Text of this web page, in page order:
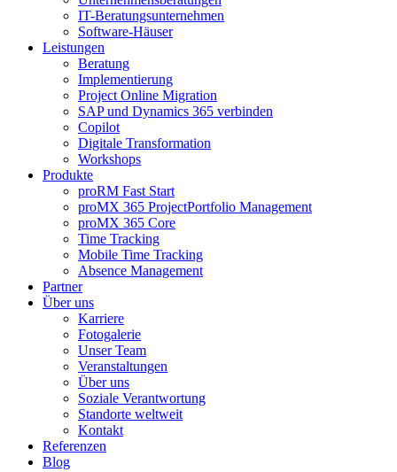
IT-Beratungsunternehmen
Software-Häuser
Leistungen
Beratung
Implementierung
Project Online Migration
SAP und Dynamics 365 verbinden
Copilot
Digitale Transformation
Workshops
Produkte
proRM Fast Start
proMX 365 ProjectPortfolio Management
proMX 365 Core
Time Tracking
Mobile Time Tracking
Absence Management
Partner
Über uns
Karriere
Fotogalerie
Unser Team
Veranstaltungen
Über uns
Soziale Verantwortung
Standorte weltweit
Kontakt
Referenzen
Blog